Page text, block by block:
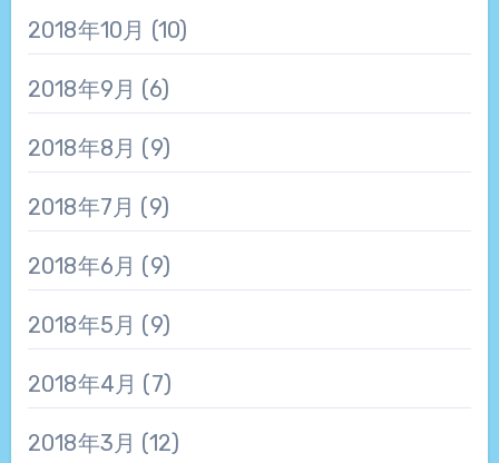
2018年10月 (10)
2018年9月 (6)
2018年8月 (9)
2018年7月 (9)
2018年6月 (9)
2018年5月 (9)
2018年4月 (7)
2018年3月 (12)